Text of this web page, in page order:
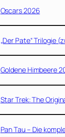
Oscars 2026
„Der Pate“ Trilogie
Goldene Himbeere
Star Trek: The
Pan Tau – Die